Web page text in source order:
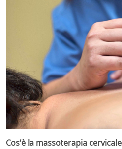
Cos’è la massoterapia cervicale